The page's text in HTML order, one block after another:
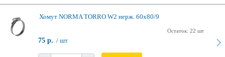
Хомут NORMA TORRO W2 нерж. 60х80/9
Остаток: 22 шт
75 р. / шт